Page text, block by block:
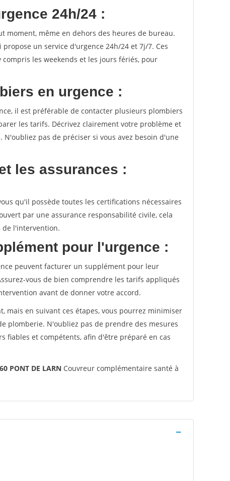
24h/24 :
moment, même en dehors des heures de bureau.
un service d'urgence 24h/24 et 7j/7. Ces
les weekends et les jours fériés, pour
en urgence :
il est préférable de contacter plusieurs plombiers
les tarifs. Décrivez clairement votre problème et
pas de préciser si vous avez besoin d'une
les assurances :
qu'il possède toutes les certifications nécessaires
par une assurance responsabilité civile, cela
de l'intervention.
pour l'urgence :
peuvent facturer un supplément pour leur
vous de bien comprendre les tarifs appliqués
avant de donner votre accord.
mais en suivant ces étapes, vous pourrez minimiser
plomberie. N'oubliez pas de prendre des mesures
fiables et compétents, afin d'être préparé en cas
PONT DE LARN Couvreur complémentaire santé à